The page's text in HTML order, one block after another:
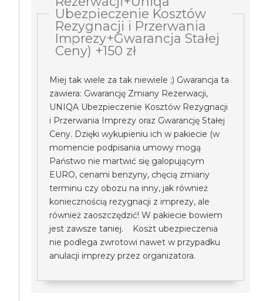
Ubezpieczenie Kosztów
Rezygnacji i Przerwania
Imprezy+Gwarancja Stałej
Ceny) +150 zł
Miej tak wiele za tak niewiele ;) Gwarancja ta
zawiera: Gwarancję Zmiany Rezerwacji,
UNIQA Ubezpieczenie Kosztów Rezygnacji
i Przerwania Imprezy oraz Gwarancję Stałej
Ceny. Dzięki wykupieniu ich w pakiecie (w
momencie podpisania umowy mogą
Państwo nie martwić się galopującym
EURO, cenami benzyny, chęcią zmiany
terminu czy obozu na inny, jak również
koniecznością rezygnacji z imprezy, ale
również zaoszczędzić! W pakiecie bowiem
jest zawsze taniej. Koszt ubezpieczenia
nie podlega zwrotowi nawet w przypadku
anulacji imprezy przez organizatora.